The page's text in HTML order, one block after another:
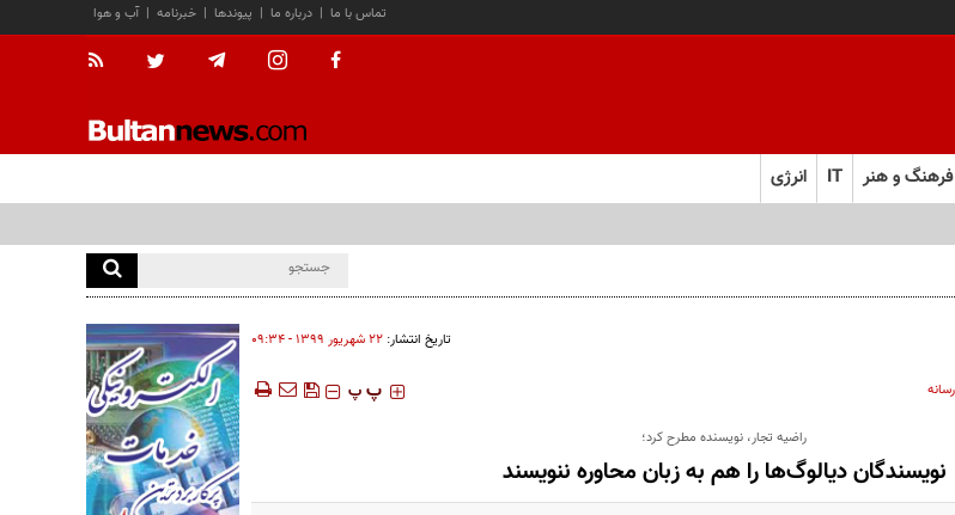
آب و هوا | خبرنامه | پیوندها | درباره ما | تماس با ما
فرهنگ و هنر IT انرژی
تاریخ انتشار: ۲۲ شهريور ۱۳۹۹ - ۰۹:۳۴
‍‍‍ پ پ
راضیه تجار، نویسنده مطرح کرد؛
نویسندگان دیالوگ‌ها را هم به زبان محاوره ننویسند